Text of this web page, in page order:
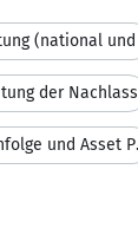
der